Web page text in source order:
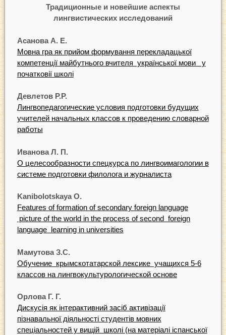
Традиционные и новейшие аспекты
лингвистических исследований
Асанова А. Е.
Мовна гра як прийом формування перекладацької
компетенції майбутнього вчителя української мови у
початковiї школi
Девлетов Р.Р.
Лингвопедагогические условия подготовки будущих
учителей начальных классов к проведению словарной
работы
Иванова Л. П.
О целесообразности спецкурса по лингвоимагологии в
системе подготовки филолога и журналиста
Kanibolotskaya О.
Features of formation of secondary foreign language
picture of the world in the process of second foreign
language learning in universities
Мамутова З.С.
Обучение крымскотатарской лексике учащихся 5-6
классов на лингвокультурологической основе
Орлова Г. Г.
Дискусія як інтерактивний засіб активізації
пізнавальної діяльності студентів мовних
спеціальностей у вищій школі (на матеріалі іспанської